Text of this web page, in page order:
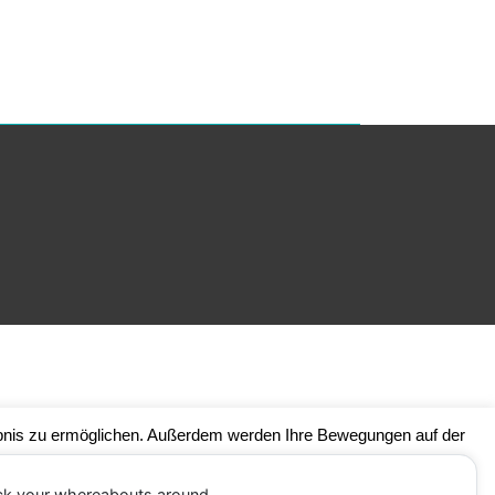
zu ermöglichen. Außerdem werden Ihre Bewegungen auf der
einen Klick auf die Schaltfläche "Ablehnen" widersprechen (opt-
speichert.